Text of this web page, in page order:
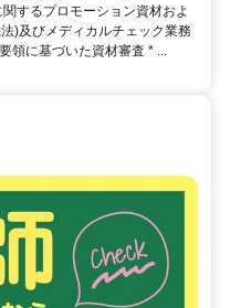
するプロモーション資材およ
)及びメディカルチェック業務
領に基づいた資材審査 * ...